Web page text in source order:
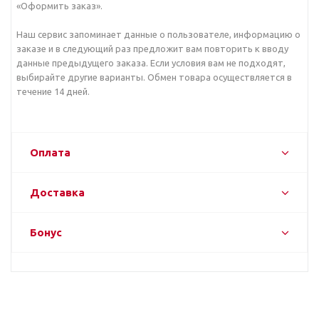
«Оформить заказ».
Наш сервис запоминает данные о пользователе, информацию о
заказе и в следующий раз предложит вам повторить к вводу
данные предыдущего заказа. Если условия вам не подходят,
выбирайте другие варианты. Обмен товара осуществляется в
течение 14 дней.
Оплата
Доставка
Бонус